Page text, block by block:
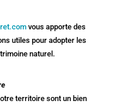
vous apporte des
utiles pour adopter les
naturel.
territoire sont un bien